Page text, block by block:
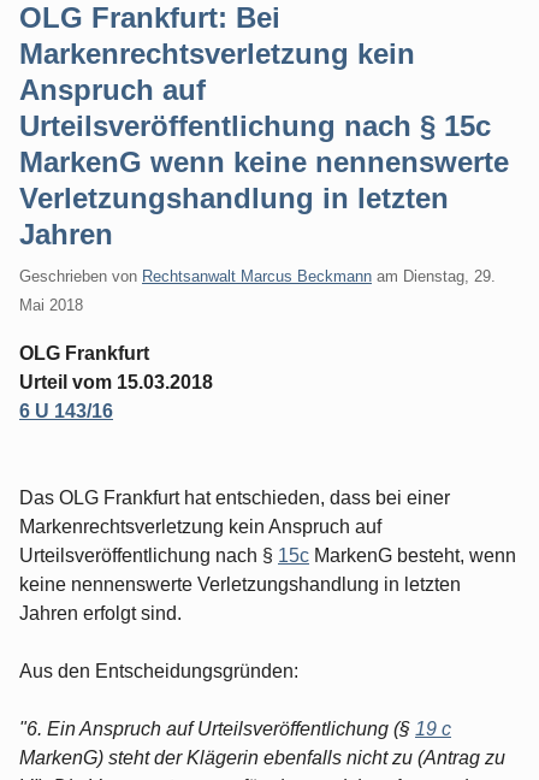
OLG Frankfurt: Bei
Markenrechtsverletzung kein
Anspruch auf
Urteilsveröffentlichung nach § 15c
MarkenG wenn keine nennenswerte
Verletzungshandlung in letzten
Jahren
Geschrieben von Rechtsanwalt Marcus Beckmann am Dienstag, 29.
Mai 2018
OLG Frankfurt
Urteil vom 15.03.2018
6 U 143/16
Das OLG Frankfurt hat entschieden, dass bei einer
Markenrechtsverletzung kein Anspruch auf
Urteilsveröffentlichung nach § 15c MarkenG besteht, wenn
keine nennenswerte Verletzungshandlung in letzten
Jahren erfolgt sind.
Aus den Entscheidungsgründen:
"6. Ein Anspruch auf Urteilsveröffentlichung (§ 19 c
MarkenG) steht der Klägerin ebenfalls nicht zu (Antrag zu